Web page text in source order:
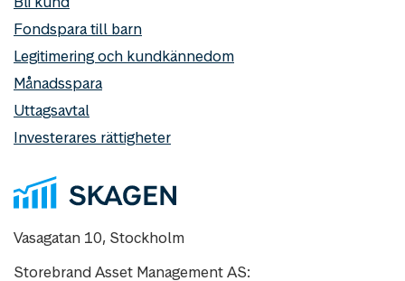
Fondspara till barn
Legitimering och kundkännedom
Månadsspara
Uttagsavtal
Investerares rättigheter
Vasagatan 10, Stockholm
Storebrand Asset Management AS: